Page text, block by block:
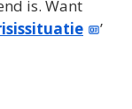
is. Want
’